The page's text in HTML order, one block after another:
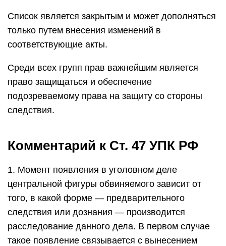
Список является закрытым и может дополняться
только путем внесения изменений в
соответствующие акты.
Среди всех групп прав важнейшим является
право защищаться и обеспечение
подозреваемому права на защиту со стороны
следствия.
Комментарий к Ст. 47 УПК РФ
1. Момент появления в уголовном деле
центральной фигуры обвиняемого зависит от
того, в какой форме — предварительного
следствия или дознания — производится
расследование данного дела. В первом случае
такое появление связывается с вынесением